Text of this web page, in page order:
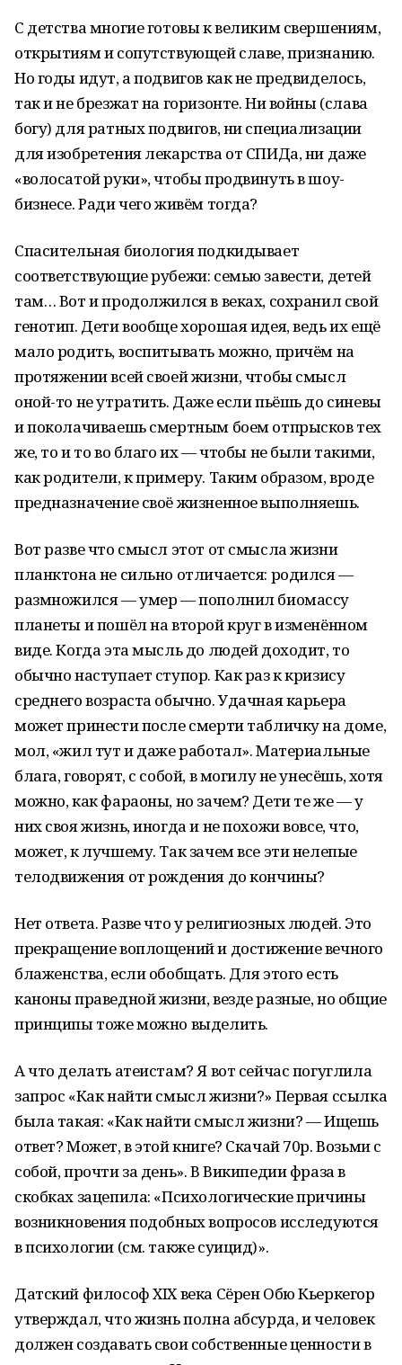
С детства многие готовы к великим свершениям,
открытиям и сопутствующей славе, признанию.
Но годы идут, а подвигов как не предвиделось,
так и не брезжат на горизонте. Ни войны (слава
богу) для ратных подвигов, ни специализации
для изобретения лекарства от СПИДа, ни даже
«волосатой руки», чтобы продвинуть в шоу-
бизнесе. Ради чего живём тогда?
Спасительная биология подкидывает
соответствующие рубежи: семью завести, детей
там… Вот и продолжился в веках, сохранил свой
генотип. Дети вообще хорошая идея, ведь их ещё
мало родить, воспитывать можно, причём на
протяжении всей своей жизни, чтобы смысл
оной-то не утратить. Даже если пьёшь до синевы
и поколачиваешь смертным боем отпрысков тех
же, то и то во благо их — чтобы не были такими,
как родители, к примеру. Таким образом, вроде
предназначение своё жизненное выполняешь.
Вот разве что смысл этот от смысла жизни
планктона не сильно отличается: родился —
размножился — умер — пополнил биомассу
планеты и пошёл на второй круг в изменённом
виде. Когда эта мысль до людей доходит, то
обычно наступает ступор. Как раз к кризису
среднего возраста обычно. Удачная карьера
может принести после смерти табличку на доме,
мол, «жил тут и даже работал». Материальные
блага, говорят, с собой, в могилу не унесёшь, хотя
можно, как фараоны, но зачем? Дети те же — у
них своя жизнь, иногда и не похожи вовсе, что,
может, к лучшему. Так зачем все эти нелепые
телодвижения от рождения до кончины?
Нет ответа. Разве что у религиозных людей. Это
прекращение воплощений и достижение вечного
блаженства, если обобщать. Для этого есть
каноны праведной жизни, везде разные, но общие
принципы тоже можно выделить.
А что делать атеистам? Я вот сейчас погуглила
запрос «Как найти смысл жизни?» Первая ссылка
была такая: «Как найти смысл жизни? — Ищешь
ответ? Может, в этой книге? Скачай 70р. Возьми с
собой, прочти за день». В Википедии фраза в
скобках зацепила: «Психологические причины
возникновения подобных вопросов исследуются
в психологии (см. также суицид)».
Датский философ XIX века Сёрен Обю Кьеркегор
утверждал, что жизнь полна абсурда, и человек
должен создавать свои собственные ценности в